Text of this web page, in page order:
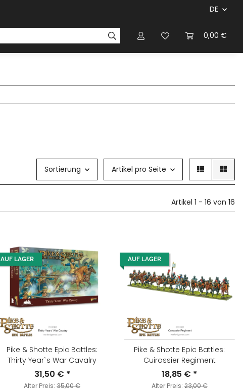
DE
0,00 €
Regelbücher Magazinen &
Sortierung Artikel pro Seite
Artikel 1 - 16 von 16
AUF LAGER
Pike & Shotte Epic Battles:
Thirty Year`s War Cavalry
31,50 € *
Alter Preis: 35,00 €
AUF LAGER
Pike & Shotte Epic Battles:
Cuirassier Regiment
18,85 € *
Alter Preis:23,00 €